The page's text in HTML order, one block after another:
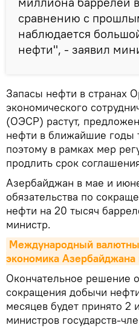
сравнению с
наблюдается
нефти", - заявил
Запасы нефти в странах
экономического
(ОЭСР) растут,
нефти в ближайшие годы
поэтому в рамках мер
продлить срок
Азербайджан в мае и
обязательства по
нефти на 20 тысяч
министр.
Международный
экономика Азербайджана
Окончательное решение
сокращения добычи
месяцев будет принято 2
министров государств-